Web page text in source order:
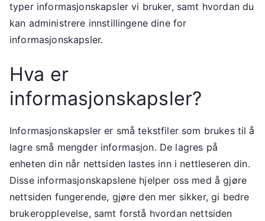
typer informasjonskapsler vi bruker, samt hvordan du
kan administrere innstillingene dine for
informasjonskapsler.
Hva er
informasjonskapsler?
Informasjonskapsler er små tekstfiler som brukes til å
lagre små mengder informasjon. De lagres på
enheten din når nettsiden lastes inn i nettleseren din.
Disse informasjonskapslene hjelper oss med å gjøre
nettsiden fungerende, gjøre den mer sikker, gi bedre
brukeropplevelse, samt forstå hvordan nettsiden